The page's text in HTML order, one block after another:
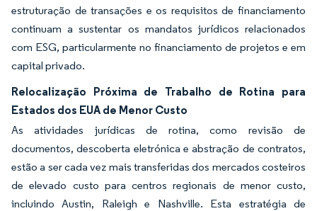
estruturação de transações e os requisitos de financiamento
continuam a sustentar os mandatos jurídicos relacionados
com ESG, particularmente no financiamento de projetos e em
capital privado.
Relocalização Próxima de Trabalho de Rotina para
Estados dos EUA de Menor Custo
As atividades jurídicas de rotina, como revisão de
documentos, descoberta eletrónica e abstração de contratos,
estão a ser cada vez mais transferidas dos mercados costeiros
de elevado custo para centros regionais de menor custo,
incluindo Austin, Raleigh e Nashville. Esta estratégia de